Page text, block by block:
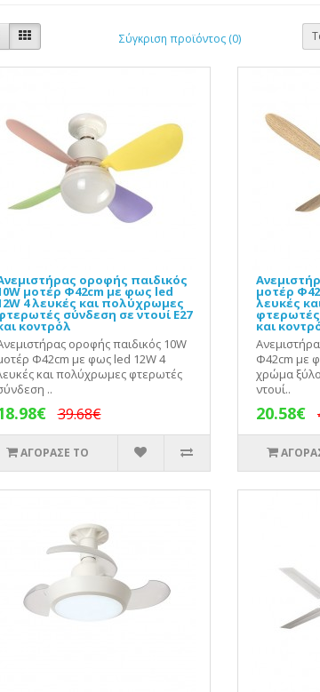
Σύγκριση προϊόντος (0)
οροφής παιδικός
μοτέρ Φ42cm με φως led
4 λευκές και πολύχρωμες
σύνδεση σε ντουί Ε27
κοντρόλ
οροφής παιδικός 10W
Φ42cm με φως led 12W 4
και πολύχρωμες φτερωτές
..
39.68€
ΑΓΟΡΑΣΕ ΤΟ
μοτέρ
λευκές
φτερωτές
και
Φ42cm με
χρώμα
ντουί..
20.58€